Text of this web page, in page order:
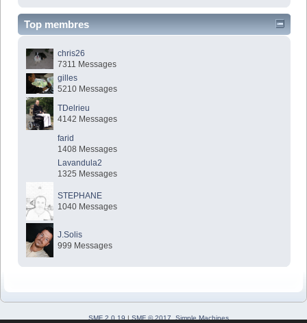
Top membres
chris26
7311 Messages
gilles
5210 Messages
TDelrieu
4142 Messages
farid
1408 Messages
Lavandula2
1325 Messages
STEPHANE
1040 Messages
J.Solis
999 Messages
SMF 2.0.19 | SMF © 2017 Simple Machines